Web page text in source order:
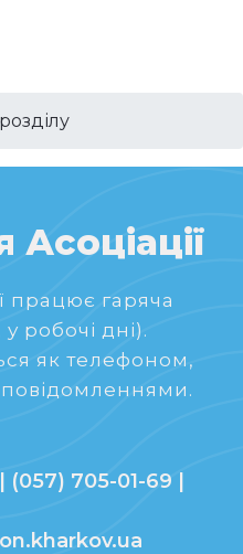
Асоціації
працює гаряча
робочі дні).
як телефоном,
705-01-69 |